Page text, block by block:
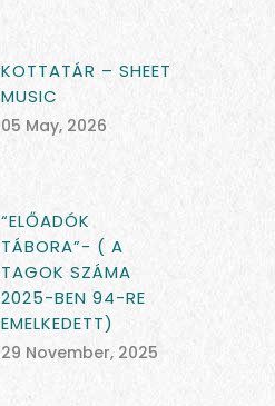
KOTTATÁR – SHEET
MUSIC
05 May, 2026
“ELŐADÓK
TÁBORA”- ( A
TAGOK SZÁMA
2025-BEN 94-RE
EMELKEDETT)
29 November, 2025